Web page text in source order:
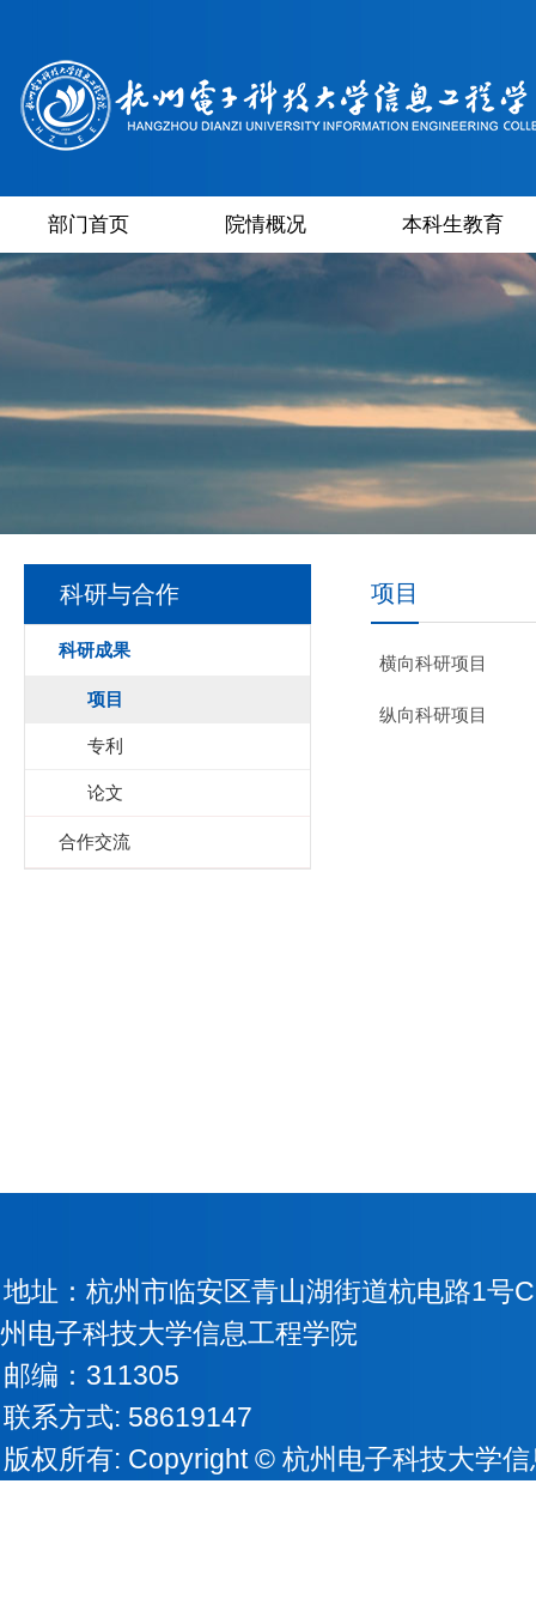
部门首页 院情概况 本科生教育
科研与合作
科研成果
项目
专利
论文
合作交流
项目
横向科研项目
纵向科研项目
地址：杭州市临安区青山湖街道杭电路1号
州电子科技大学信息工程学院
邮编：311305
联系方式: 58619147
版权所有: Copyright © 杭州电子科技大学